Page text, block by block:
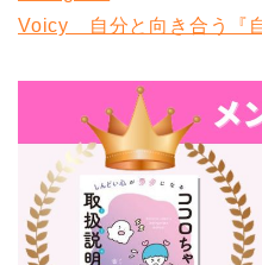
Voicy 自分と向き合う『